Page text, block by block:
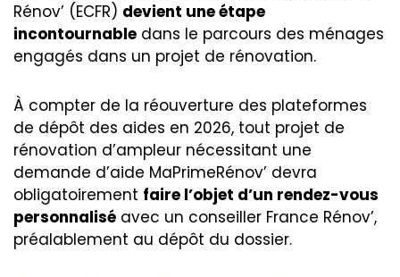
Rénov’ (ECFR) devient une étape
incontournable dans le parcours des ménages
engagés dans un projet de rénovation.
À compter de la réouverture des plateformes
de dépôt des aides en 2026, tout projet de
rénovation d’ampleur nécessitant une
demande d’aide MaPrimeRénov’ devra
obligatoirement faire l’objet d’un rendez-vous
personnalisé avec un conseiller France Rénov’,
préalablement au dépôt du dossier.